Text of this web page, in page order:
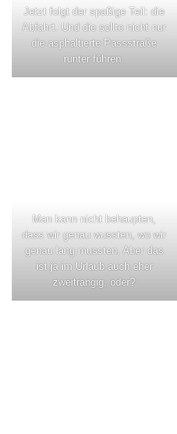
Jetzt folgt der spaßige Teil: die
Abfahrt. Und die sollte nicht nur
die asphaltierte Passstraße
runter führen.
Man kann nicht behaupten,
dass wir genau wussten, wo wir
genau lang mussten. Aber das
ist ja im Urlaub auch eher
zweitrangig, oder?